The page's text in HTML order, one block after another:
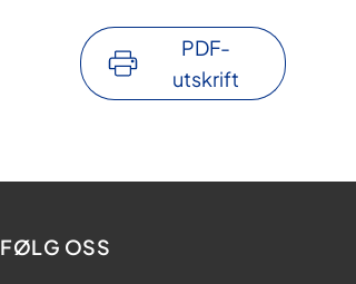
PDF-
utskrift
FØLG OSS